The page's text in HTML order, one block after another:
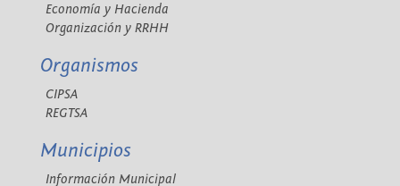
Economía y Hacienda
Organización y RRHH
Organismos
CIPSA
REGTSA
Municipios
Información Municipal